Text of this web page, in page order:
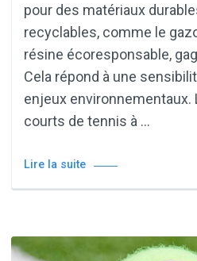
pour des matériaux
recyclables, comme le
résine écoresponsable,
Cela répond à une
enjeux environnementaux.
courts de tennis à …
Lire la suite